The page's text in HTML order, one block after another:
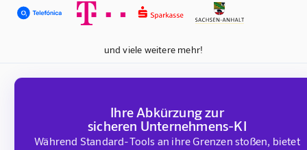
und viele weitere mehr!
Ihre Abkürzung zur
sicheren Unternehmens-KI
Während Standard-Tools an ihre Grenzen stoßen, bietet